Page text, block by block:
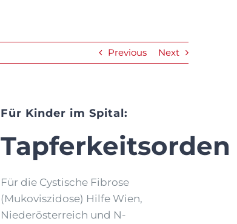
Previous Next
Für Kinder im Spital:
Tapferkeitsorden
Für die Cystische Fibrose
(Mukoviszidose) Hilfe Wien,
Niederösterreich und N-